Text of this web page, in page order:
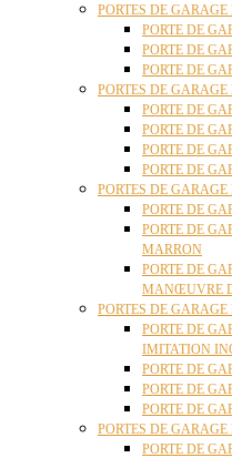
PORTES DE
PORTE DE
PORTE DE
PORTE DE
PORTES DE
PORTE DE
PORTE DE
PORTE DE
PORTE DE
PORTES DE
PORTE DE
PORTE DE
MARRON
PORTE DE
MANŒUVRE
PORTES DE GARAGE
PORTE DE
IMITATION
PORTE DE
PORTE DE
PORTE DE
PORTES DE GARAGE
PORTE DE